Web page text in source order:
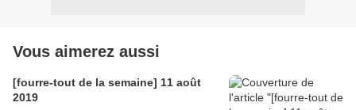
Vous aimerez aussi
[fourre-tout de la semaine] 11 août
2019